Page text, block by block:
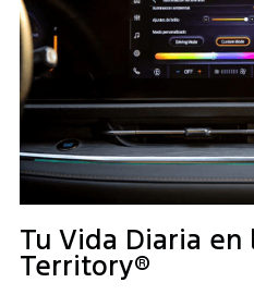
Tu Vida Diaria en
Territory®